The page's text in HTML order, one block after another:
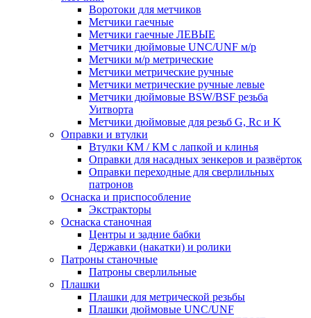
Воротоки для метчиков
Метчики гаечные
Метчики гаечные ЛЕВЫЕ
Метчики дюймовые UNC/UNF м/р
Метчики м/р метрические
Метчики метрические ручные
Метчики метрические ручные левые
Метчики дюймовые BSW/BSF резьба
Уитворта
Метчики дюймовые для резьб G, Rc и K
Оправки и втулки
Втулки КМ / КМ с лапкой и клинья
Оправки для насадных зенкеров и развёрток
Оправки переходные для сверлильных
патронов
Оснаска и приспособление
Экстракторы
Оснаска станочная
Центры и задние бабки
Державки (накатки) и ролики
Патроны станочные
Патроны сверлильные
Плашки
Плашки для метрической резьбы
Плашки дюймовые UNC/UNF